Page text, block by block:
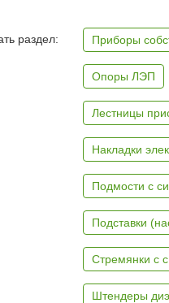
раздел: Приборы
Опоры ЛЭП
Лестницы
Накладки
Подмости с
Подставки
Стремянки с
Штендеры